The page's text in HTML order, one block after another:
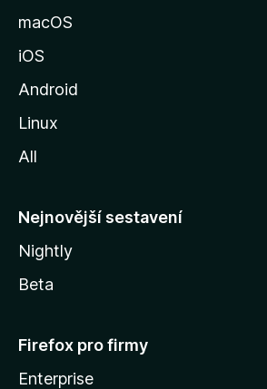
M
o
l
y
macOS
iOS
Android
Linux
All
Nejnovější sestavení
Nightly
Beta
Firefox pro firmy
Enterprise